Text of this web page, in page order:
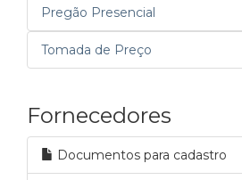
Pregão Presencial
Tomada de Preço
Fornecedores
Documentos para cadastro